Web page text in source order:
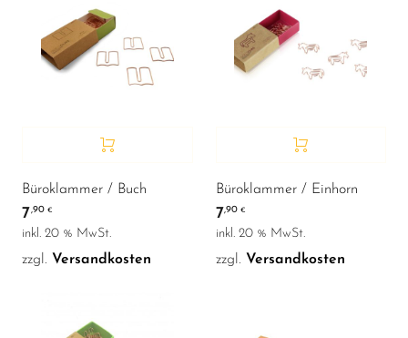
Büroklammer / Buch
7,90 €
inkl. 20 % MwSt.
zzgl. Versandkosten
Büroklammer / Einhorn
7,90€
inkl. 20 % MwSt.
zzgl. Versandkosten